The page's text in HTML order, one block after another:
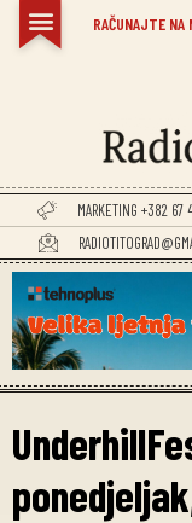
RAČUNAJTE NA
MARKETING +382